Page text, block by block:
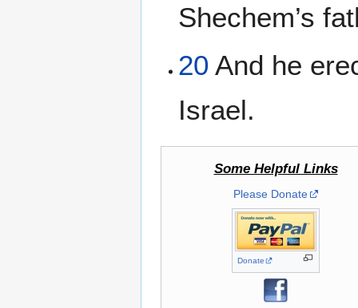
Shechem’s
20 And he
Israel.
Some Helpful Links
Please Donate
Donate